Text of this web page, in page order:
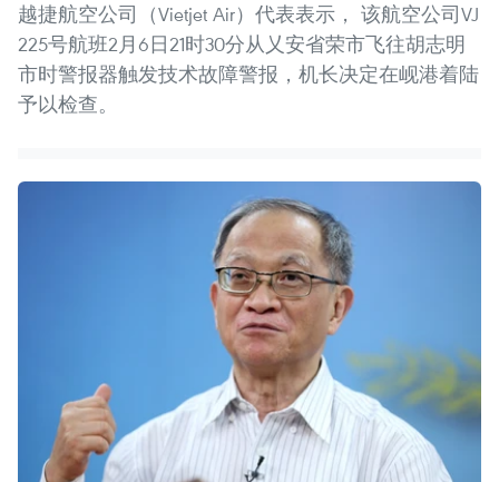
越捷航空公司（Vietjet Air）代表表示， 该航空公司VJ
225号航班2月6日21时30分从乂安省荣市飞往胡志明
市时警报器触发技术故障警报，机长决定在岘港着陆
予以检查。